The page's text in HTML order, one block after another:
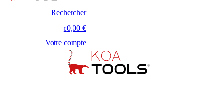
Rechercher
00,00 €
Votre compte